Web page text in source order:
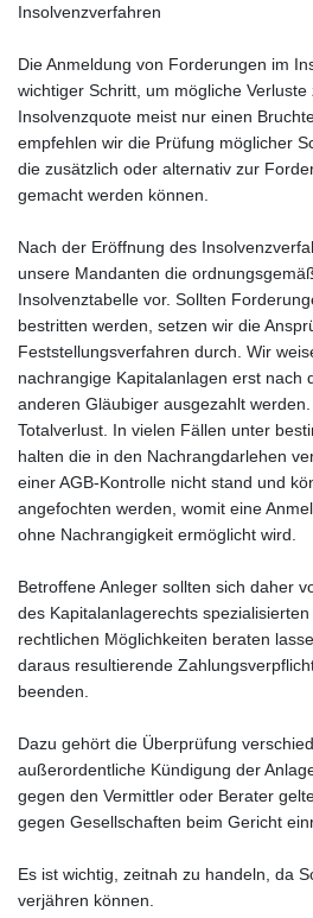
Insolvenzverfahren
Die Anmeldung von Forderungen im
wichtiger Schritt, um mögliche
Insolvenzquote meist nur einen
empfehlen wir die Prüfung möglicher
die zusätzlich oder alternativ zur
gemacht werden können.
Nach der Eröffnung des
unsere Mandanten die
Insolvenztabelle vor. Sollten
bestritten werden, setzen wir die
Feststellungsverfahren durch. Wir
nachrangige Kapitalanlagen erst nach
anderen Gläubiger ausgezahlt
Totalverlust. In vielen Fällen unter
halten die in den Nachrangdarlehen
einer AGB-Kontrolle nicht stand und
angefochten werden, womit eine
ohne Nachrangigkeit ermöglicht wird.
Betroffene Anleger sollten sich daher
des Kapitalanlagerechts
rechtlichen Möglichkeiten beraten
daraus resultierende
beenden.
Dazu gehört die Überprüfung
außerordentliche Kündigung der
gegen den Vermittler oder Berater
gegen Gesellschaften beim Gericht
Es ist wichtig, zeitnah zu handeln, da
verjähren können.